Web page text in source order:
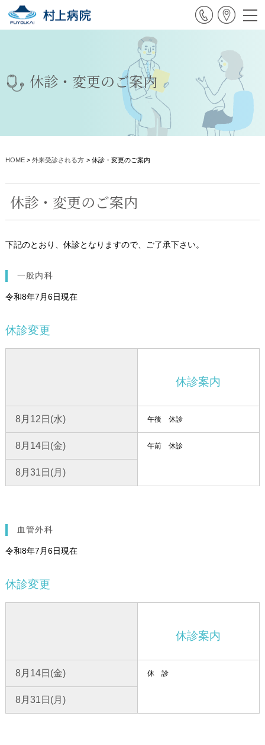
休診・変更のご案内
HOME > 外来受診される方 > 休診・変更のご案内
休診・変更のご案内
下記のとおり、休診となりますので、ご了承下さい。
一般内科
令和8年7月6日現在
休診変更
休診案内
8月12日(水) 午後 休診
8月14日(金) 午前 休診
8月31日(月)
血管外科
令和8年7月6日現在
休診変更
休診案内
8月14日(金) 休 診
8月31日(月)